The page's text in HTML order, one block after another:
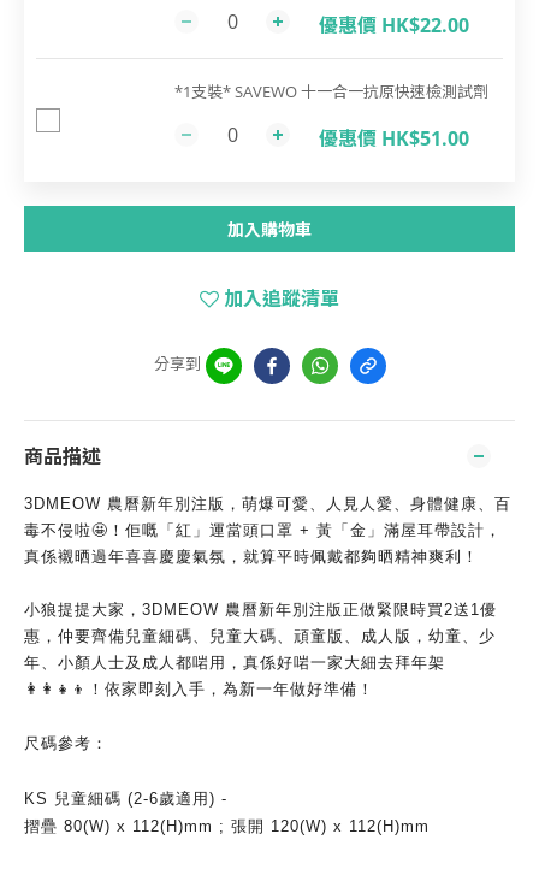
優惠價 HK$22.00
*1支裝* SAVEWO 十一合一抗原快速檢測試劑
優惠價 HK$51.00
加入購物車
加入追蹤清單
分享到
商品描述
3DMEOW 農曆新年別注版，萌爆可愛、人見人愛、身體健康、百
毒不侵啦🤩！佢嘅「紅」運當頭口罩 + 黃「金」滿屋耳帶設計，
真係襯晒過年喜喜慶慶氣氛，就算平時佩戴都夠晒精神爽利！
小狼提提大家，3DMEOW 農曆新年別注版正做緊限時買2送1優
惠，仲要齊備兒童細碼、兒童大碼、頑童版、成人版，幼童、少
年、小顏人士及成人都啱用，真係好啱一家大細去拜年架
👩‍👩‍👧‍👦！依家即刻入手，為新一年做好準備！
尺碼參考：
KS 兒童細碼 (2-6歲適用) -
摺疊 80(W) x 112(H)mm ; 張開 120(W) x 112(H)mm